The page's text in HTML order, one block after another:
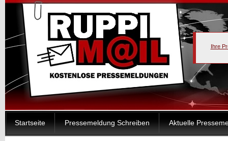
Ihre
Startseite Pressemeldung Schreiben Aktuelle